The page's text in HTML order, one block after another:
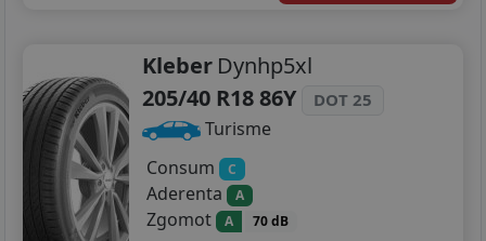
Kleber Dynhp5xl
205/40 R18 86Y
DOT 25
Turisme
Consum
C
Aderenta A
Zgomot A 70 dB